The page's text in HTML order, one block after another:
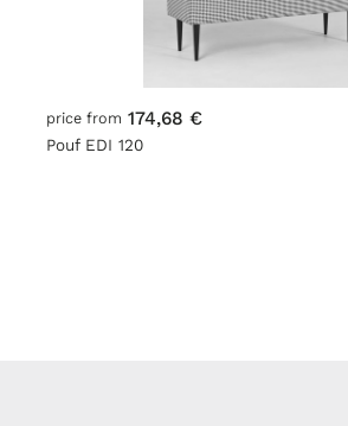
price from 174,68 €
Pouf EDI 120